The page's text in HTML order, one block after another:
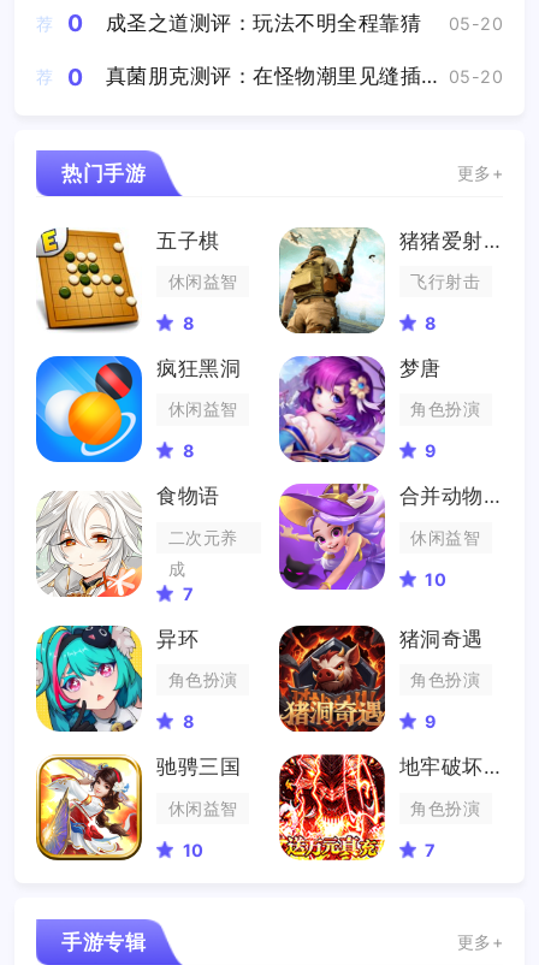
荐 0 成圣之道测评：玩法不明全程靠猜 05-20
荐 0 真菌朋克测评：在怪物潮里见缝插针的采集资源 05-20
热门手游 更多+
五子棋
休闲益智
8
猪猪爱射击
飞行射击
8
疯狂黑洞
休闲益智
8
梦唐
角色扮演
9
食物语
二次元养
成
7
合并动物城
休闲益智
10
异环
角色扮演
8
猪洞奇遇
角色扮演
9
驰骋三国
休闲益智
10
地牢破坏神
角色扮演
7
手游专辑 更多+